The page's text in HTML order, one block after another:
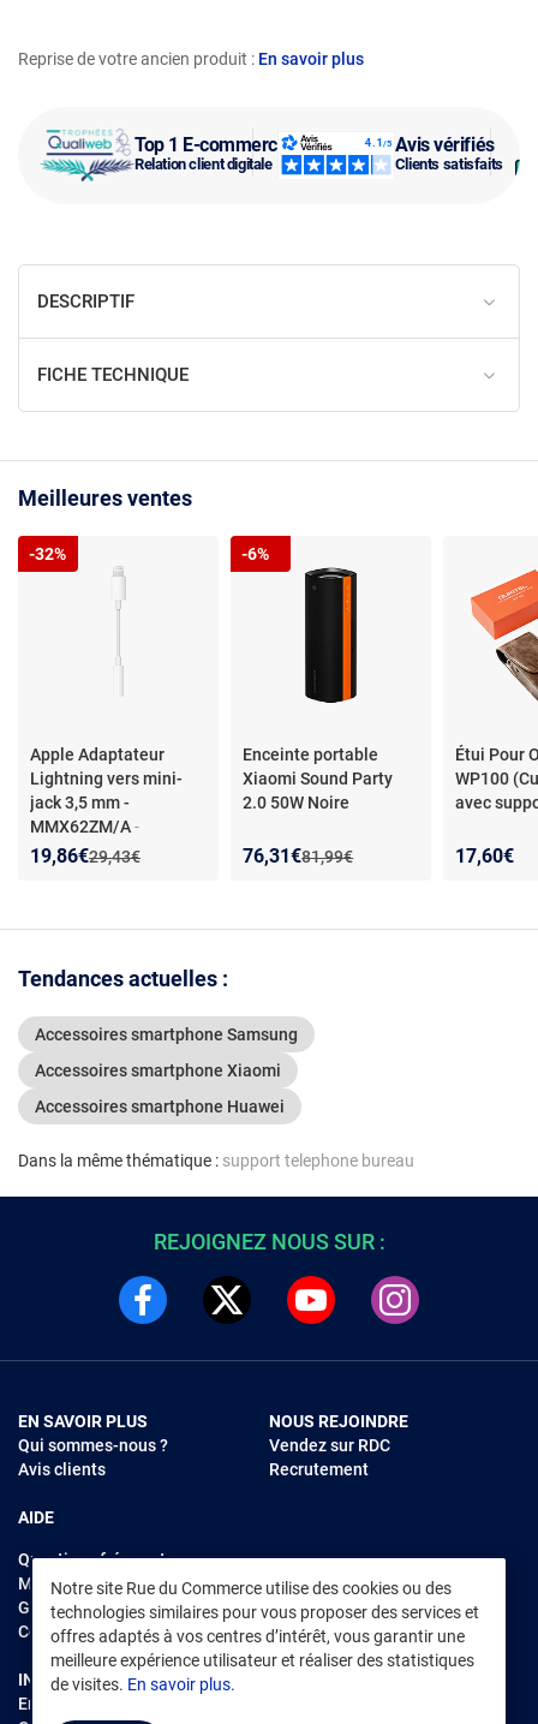
Top 1 E-commerce
Relation client digitale
Avis vérifiés
Clients satisfaits
Reprise de votre ancien produit : En savoir plus
DESCRIPTIF
FICHE TECHNIQUE
Meilleures ventes
Apple Adaptateur
Lightning vers mini-
jack 3,5 mm -
MMX62ZM/A-
Adaptateur Lightning
Ancien prix :
29,43€
Nouveau prix :
19,86€
Réduction de :
-32%
Enceinte portable
Xiaomi Sound Party
2.0 50W Noire
Ancien prix :
81,99€
Nouveau prix :
76,31€
Réduction de :
-6%
Étui Pour
WP100
avec
17,60€
Tendances actuelles :
Accessoires smartphone Samsung
Accessoires smartphone Xiaomi
Accessoires smartphone Huawei
Dans la même thématique : support telephone bureau
Notre site Rue du Commerce utilise des cookies ou des
technologies similaires pour vous proposer des services et
offres adaptés à vos centres d’intérêt, vous garantir une
meilleure expérience utilisateur et réaliser des statistiques
de visites. En savoir plus.
REJOIGNEZ NOUS SUR :
EN SAVOIR PLUS
Qui sommes-nous ?
Avis clients
AIDE
Questions fréquentes
Modes de règlements
Garantie et retours
Contacter Rue du Commerce
NOUS REJOINDRE
Vendez sur RDC
Recrutement
INFORMATIONS LÉGALES
Environnement